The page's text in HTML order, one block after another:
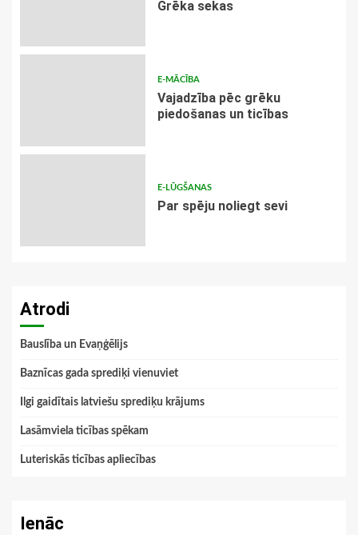
Grēka sekas
E-MĀCĪBA
Vajadzība pēc grēku
piedošanas un ticības
E-LŪGŠANAS
Par spēju noliegt sevi
Atrodi
Bauslība un Evaņģēlijs
Baznīcas gada sprediķi vienuviet
Ilgi gaidītais latviešu sprediķu krājums
Lasāmviela ticības spēkam
Luteriskās ticības apliecības
Ienāc